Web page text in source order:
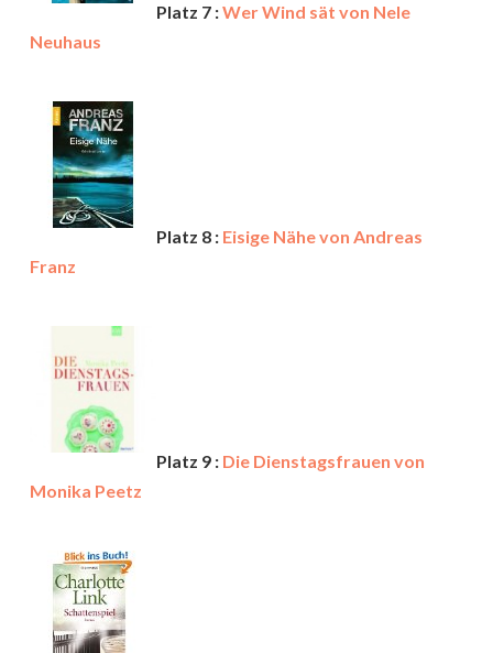
Platz 7 :Wer Wind sät von Nele
Neuhaus
Platz 8 : Eisige Nähe von Andreas
Franz
Platz 9 : Die Dienstagsfrauen von
Monika Peetz